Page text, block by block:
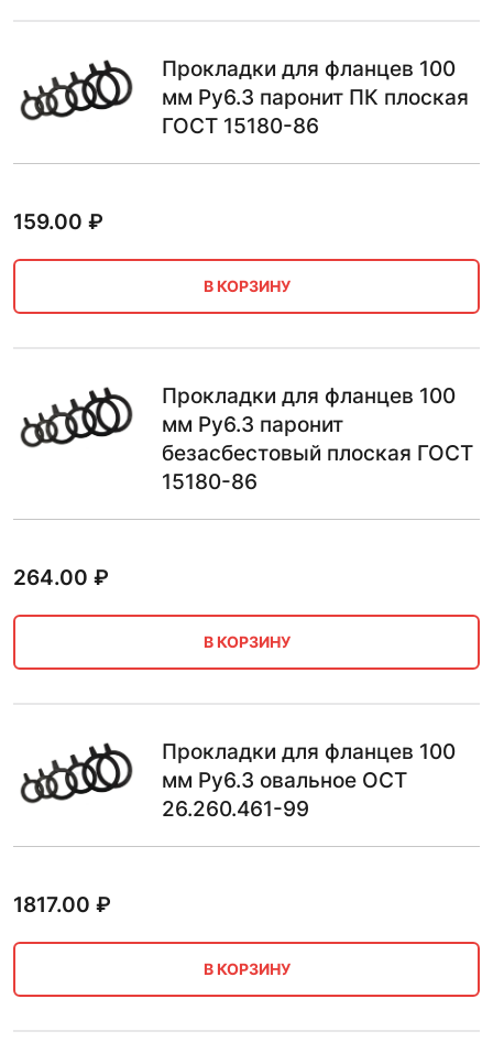
Прокладки для фланцев 100
мм Ру6.3 паронит ПК плоская
ГОСТ 15180-86
159.00 ₽
В КОРЗИНУ
Прокладки для фланцев 100
мм Ру6.3 паронит
безасбестовый плоская ГОСТ
15180-86
264.00 ₽
В КОРЗИНУ
Прокладки для фланцев 100
мм Ру6.3 овальное ОСТ
26.260.461-99
1817.00 ₽
В КОРЗИНУ